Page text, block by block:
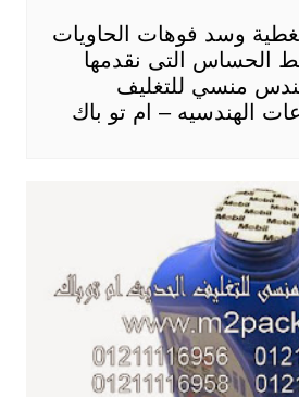
وسد فوهات الحاويات
الحساس التى نقدمها
منسي للتغليف
الهندسيه – ام تو باك